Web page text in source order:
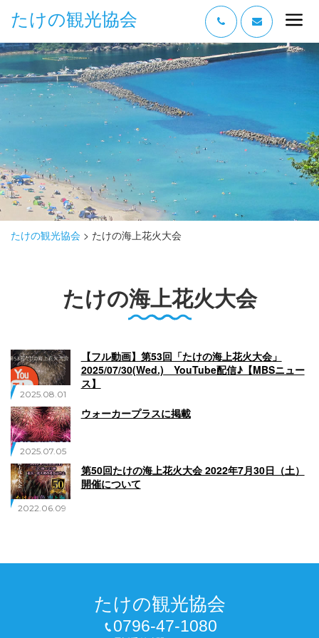
たけの観光協会
“たけの” の魅力
過ごし方
みどころ
泊まる
おみやげ
0796-47-1080
たけの観光協会 > たけの海上花火大会
たけの海上花火大会
2025.08.01
【フル動画】第53回「たけの海上花火大会」
2025/07/30(Wed.) YouTube配信♪【MBSニュー
ス】
2025.07.05
ウォーカープラスに掲載
2022.06.09
第50回たけの海上花火大会 2022年7月30日（土）
開催について
たけの観光協会
0796-47-1080